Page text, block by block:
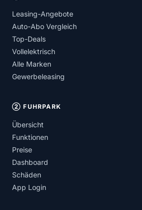
Leasing-Angebote
Auto-Abo Vergleich
Top-Deals
Vollelektrisch
Alle Marken
Gewerbeleasing
② FUHRPARK
Übersicht
Funktionen
Preise
Dashboard
Schäden
App Login